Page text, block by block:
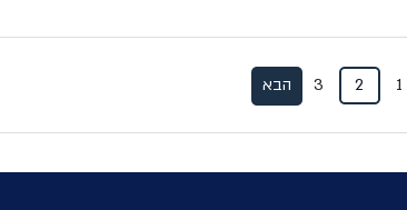
גבה, ואכן, המקומות הללו יכולים
עיר אירופאית
1
2
3 הבא